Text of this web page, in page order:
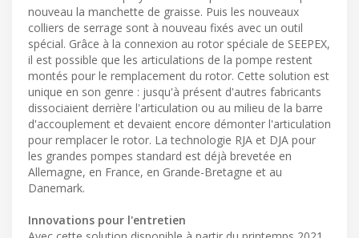
nouveau la manchette de graisse. Puis les nouveaux
colliers de serrage sont à nouveau fixés avec un outil
spécial. Grâce à la connexion au rotor spéciale de SEEPEX,
il est possible que les articulations de la pompe restent
montés pour le remplacement du rotor. Cette solution est
unique en son genre : jusqu'à présent d'autres fabricants
dissociaient derrière l'articulation ou au milieu de la barre
d'accouplement et devaient encore démonter l'articulation
pour remplacer le rotor. La technologie RJA et DJA pour
les grandes pompes standard est déjà brevetée en
Allemagne, en France, en Grande-Bretagne et au
Danemark.
Innovations pour l'entretien